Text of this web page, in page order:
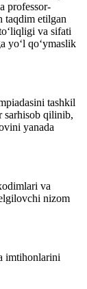
professor-
taqdim etilgan
va sifati
yo‘l qo‘ymaslik
tashkil
sarhisob qilinib,
yanada
va
nizom
imtihonlarini